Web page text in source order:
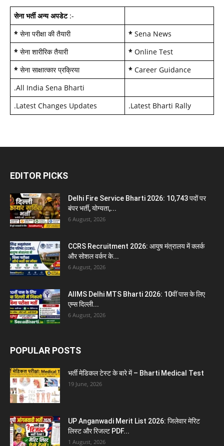
सेना भर्ती अन्य अपडेट:-
* सेना परीक्षा की तैयारी * Sena News
* सेना शारीरिक तैयारी * Online Test
* सेना साक्षात्कार प्रक्रिया * Career Guidance
.All India Sena Bharti
.Latest Changes Updates .Latest Bharti Rally
EDITOR PICKS
Delhi Fire Service Bharti 2026: 10,743 पदों पर
बंपर भर्ती, योग्यता,...
6 August, 2026
CCRS Recruitment 2026: आयुष मंत्रालय में क्लर्क
और सोशल वर्कर के...
6 August, 2026
AIIMS Delhi MTS Bharti 2026: 10वीं पास के लिए
एम्स दिल्ली...
6 August, 2026
POPULAR POSTS
भर्ती मेडिकल टेस्ट के बारे में – Bharti Medical Test
19 June, 2026
UP Anganwadi Merit List 2026: जिलेवार मेरिट
लिस्ट और रिजल्ट PDF...
1 August, 2026